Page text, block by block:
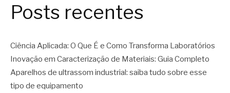
Posts recentes
Ciência Aplicada: O Que É e Como Transforma Laboratórios
Inovação em Caracterização de Materiais: Guia Completo
Aparelhos de ultrassom industrial: saiba tudo sobre esse
tipo de equipamento